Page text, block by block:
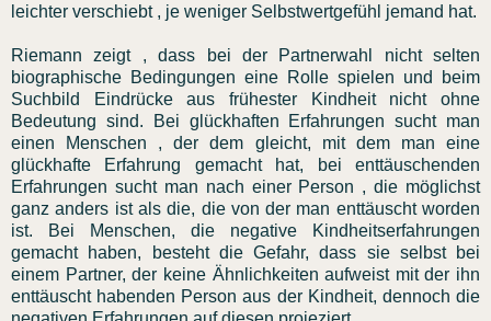
leichter verschiebt , je weniger Selbstwertgefühl jemand hat.
Riemann zeigt , dass bei der Partnerwahl nicht selten
biographische Bedingungen eine Rolle spielen und beim
Suchbild Eindrücke aus frühester Kindheit nicht ohne
Bedeutung sind. Bei glückhaften Erfahrungen sucht man
einen Menschen , der dem gleicht, mit dem man eine
glückhafte Erfahrung gemacht hat, bei enttäuschenden
Erfahrungen sucht man nach einer Person , die möglichst
ganz anders ist als die, die von der man enttäuscht worden
ist. Bei Menschen, die negative Kindheitserfahrungen
gemacht haben, besteht die Gefahr, dass sie selbst bei
einem Partner, der keine Ähnlichkeiten aufweist mit der ihn
enttäuscht habenden Person aus der Kindheit, dennoch die